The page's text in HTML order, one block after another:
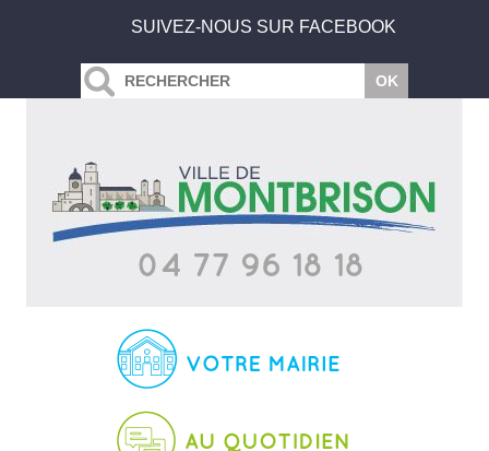
SUIVEZ-NOUS SUR FACEBOOK